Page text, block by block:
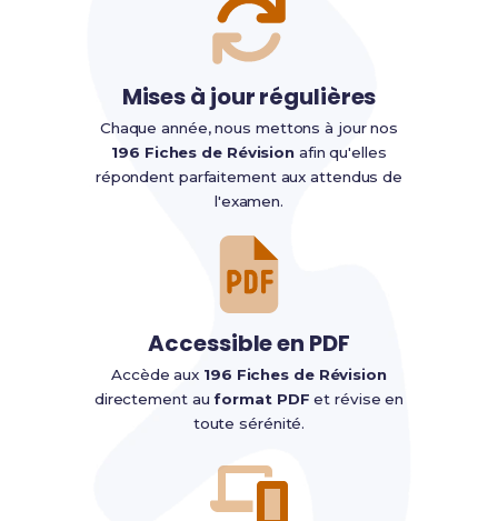
Mises à jour régulières
Chaque année, nous mettons à jour nos
196 Fiches de Révision afin qu'elles
répondent parfaitement aux attendus de
l'examen.
Accessible en PDF
Accède aux 196 Fiches de Révision
directement auformat PDF et révise en
toute sérénité.